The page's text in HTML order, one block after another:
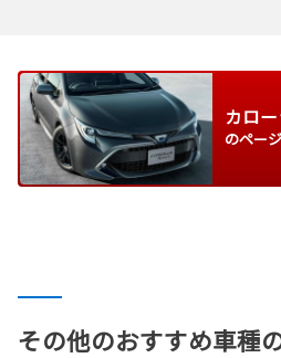
カロ
のペー
その他のおすすめ車種